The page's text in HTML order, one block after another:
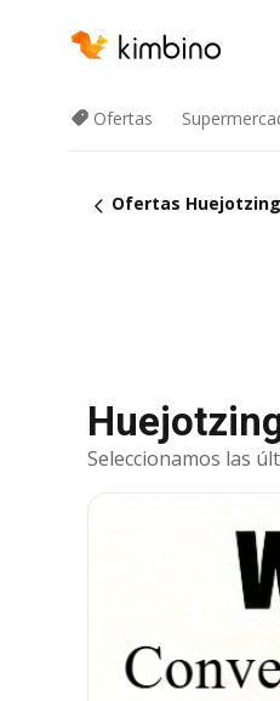
Ofertas
Ofertas
Seleccionamos las